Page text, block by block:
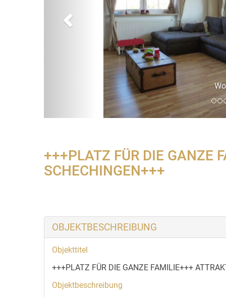
Wohnzimmer
+++PLATZ FÜR DIE GANZE
SCHECHINGEN+++
OBJEKTBESCHREIBUNG
Objekttitel
+++PLATZ FÜR DIE GANZE FAMILIE+++
Objektbeschreibung